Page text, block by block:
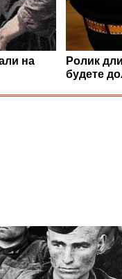
на
Ролик
будете